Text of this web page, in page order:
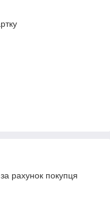
рахунок покупця